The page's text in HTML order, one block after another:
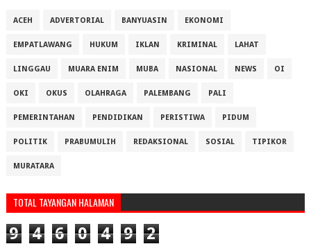
ACEH ADVERTORIAL BANYUASIN EKONOMI
EMPATLAWANG HUKUM IKLAN KRIMINAL LAHAT
LINGGAU MUARA ENIM MUBA NASIONAL NEWS OI
OKI OKUS OLAHRAGA PALEMBANG PALI
PEMERINTAHAN PENDIDIKAN PERISTIWA PIDUM
POLITIK PRABUMULIH REDAKSIONAL SOSIAL TIPIKOR
MURATARA
TOTAL TAYANGAN HALAMAN
9 4 6 0 4 9 2